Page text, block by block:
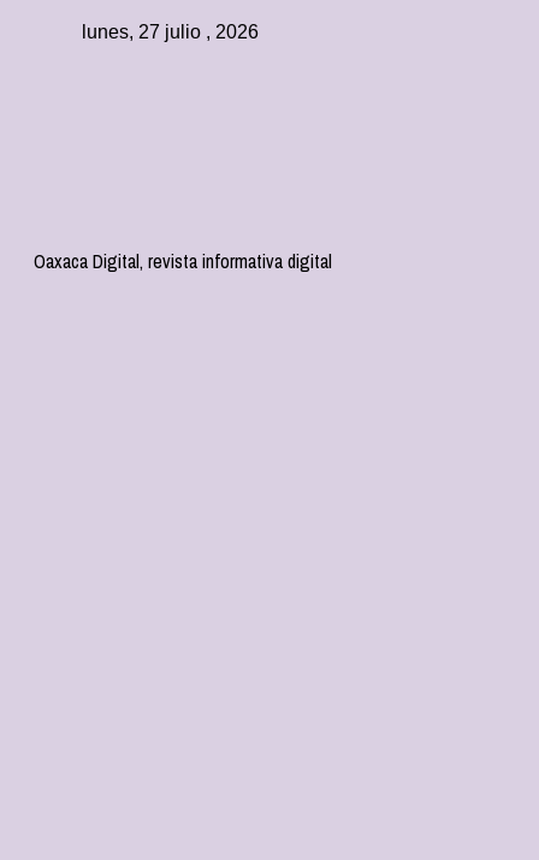
lunes, 27 julio , 2026
Oaxaca Digital, revista informativa digital